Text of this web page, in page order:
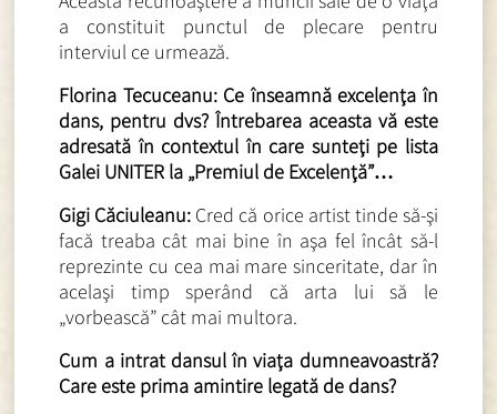
a constituit punctul de plecare pentru
interviul ce urmează.
Florina Tecuceanu: Ce înseamnă excelenţa în
dans, pentru dvs? Întrebarea aceasta vă este
adresată în contextul în care sunteţi pe lista
Galei UNITER la „Premiul de Excelenţă”…
Gigi Căciuleanu: Cred că orice artist tinde să-şi
facă treaba cât mai bine în aşa fel încât să-l
reprezinte cu cea mai mare sinceritate, dar în
acelaşi timp sperând că arta lui să le
„vorbească” cât mai multora.
Cum a intrat dansul în viaţa dumneavoastră?
Care este prima amintire legată de dans?